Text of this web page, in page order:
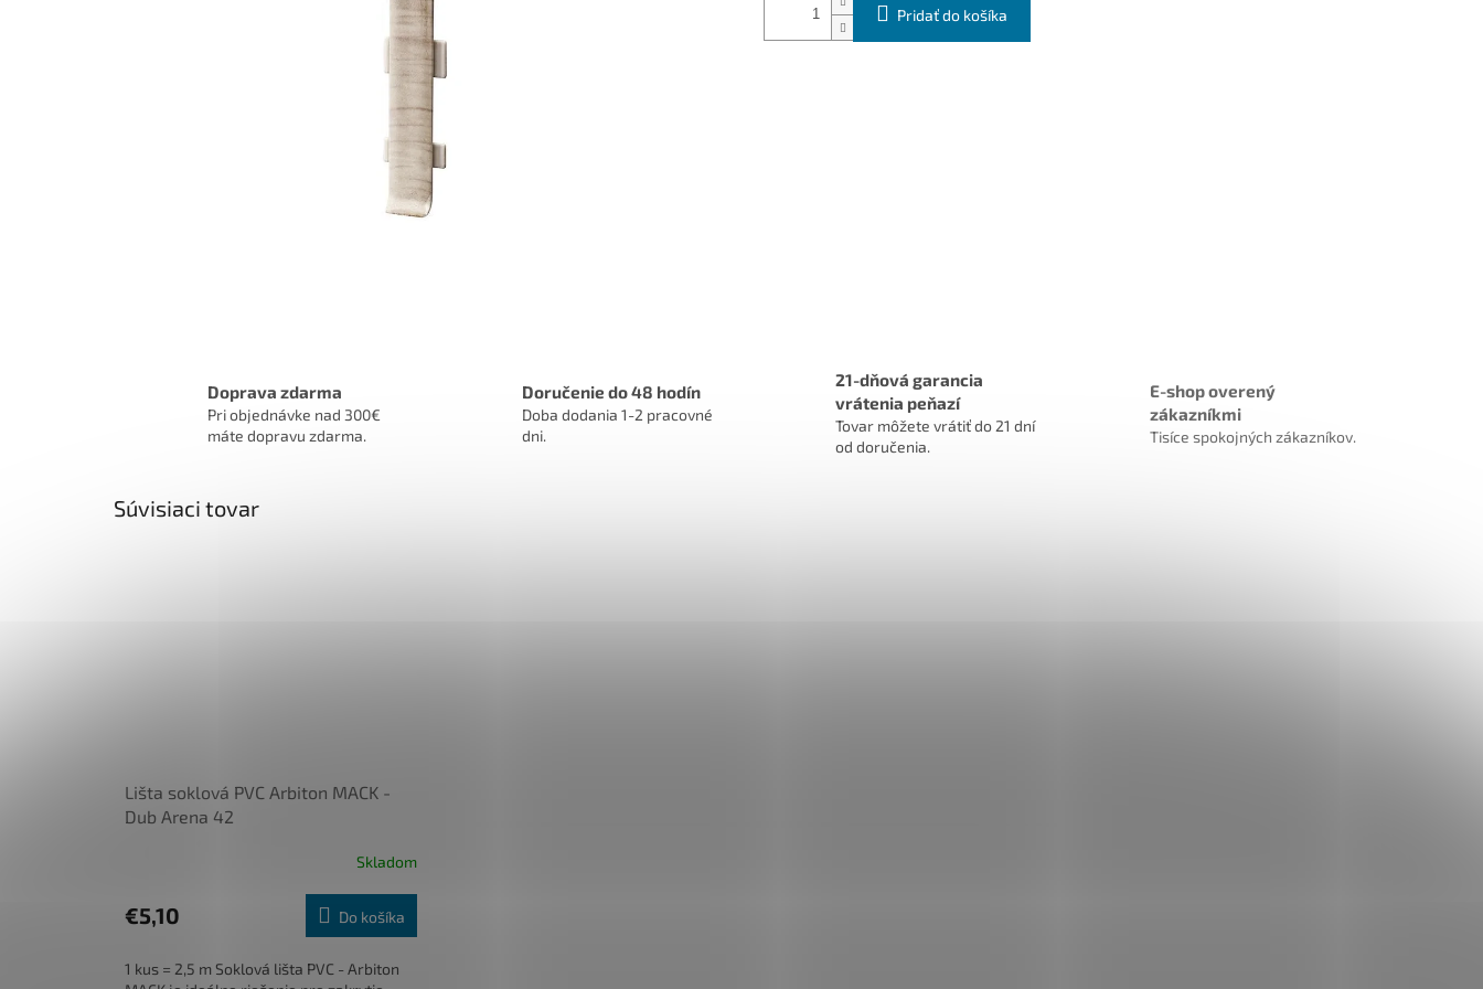
Pridať do košíka
Doprava zdarma
Pri objednávke nad 300€
máte dopravu zdarma.
Doručenie do 48 hodín
Doba dodania 1-2 pracovné
dni.
21-dňová garancia
vrátenia peňazí
Tovar môžete vrátiť do 21 dní
od doručenia.
E-shop overený
zákazníkmi
Tisíce spokojných zákazníkov.
Súvisiaci tovar
Lišta soklová PVC Arbiton MACK -
Dub Arena 42
Skladom
€5,10 Do košíka
1 kus = 2,5 m Soklová lišta PVC - Arbiton